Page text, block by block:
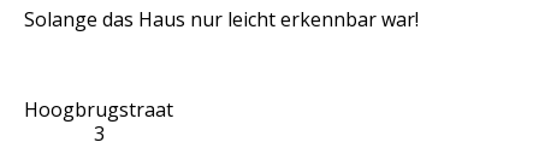
Solange das Haus nur leicht erkennbar war!
Hoogbrugstraat
3